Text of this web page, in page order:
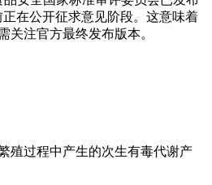
正在公开征求意见阶段。这意味着
关注官方最终发布版本。
殖过程中产生的次生有毒代谢产